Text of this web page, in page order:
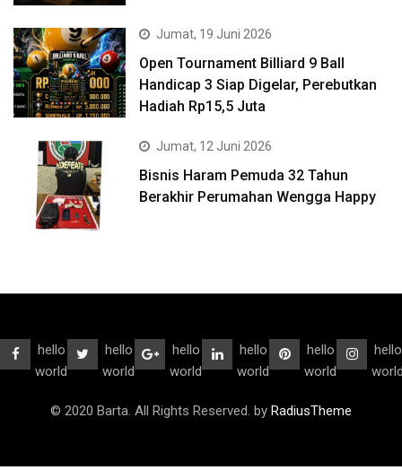
Jumat, 19 Juni 2026
Open Tournament Billiard 9 Ball
Handicap 3 Siap Digelar, Perebutkan
Hadiah Rp15,5 Juta
Jumat, 12 Juni 2026
Bisnis Haram Pemuda 32 Tahun
Berakhir Perumahan Wengga Happy
hello
world
hello
world
hello
world
hello
world
hello
world
hello
© 2020 Barta. All Rights Reserved. by RadiusTheme